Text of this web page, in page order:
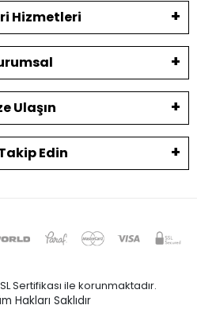
Hizmetleri
Ulaşın
Edin
Sertifikası ile korunmaktadır.
Hakları Saklıdır